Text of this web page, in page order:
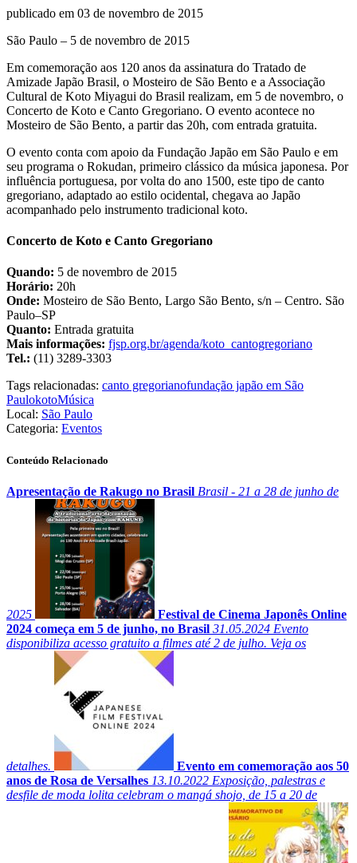
publicado em 03 de novembro de 2015
São Paulo – 5 de novembro de 2015
Em comemoração aos 120 anos da assinatura do Tratado de
Amizade Japão Brasil, o Mosteiro de São Bento e a Associação
Cultural de Koto Miyagui do Brasil realizam, em 5 de novembro, o
Concerto de Koto e Canto Gregoriano. O evento acontece no
Mosteiro de São Bento, a partir das 20h, com entrada gratuita.
O evento conta com apoio da Fundação Japão em São Paulo e em
seu programa o Rokudan, primeiro clássico da música japonesa. Por
influência portuguesa, por volta do ano 1500, este tipo de canto
gregoriano, adaptado ao estilo ocidental, chegava ao Japão
acompanhado pelo instrumento tradicional koto.
Concerto de Koto e Canto Gregoriano
Quando: 5 de novembro de 2015
Horário: 20h
Onde: Mosteiro de São Bento, Largo São Bento, s/n – Centro. São
Paulo–SP
Quanto: Entrada gratuita
Mais informações: fjsp.org.br/agenda/koto_cantogregoriano
Tel.: (11) 3289-3303
Tags relacionadas: canto gregorianofundação japão em São
PaulokotoMúsica
Local: São Paulo
Categoria: Eventos
Conteúdo Relacionado
Apresentação de Rakugo no Brasil Brasil - 21 a 28 de junho de
2025
Festival de Cinema Japonês Online
2024 começa em 5 de junho, no Brasil 31.05.2024 Evento
disponibiliza acesso gratuito a filmes até 2 de julho. Veja os
detalhes.
Evento em comemoração aos 50
anos de Rosa de Versalhes 13.10.2022 Exposição, palestras e
desfile de moda lolita celebram o mangá shojo, de 15 a 20 de